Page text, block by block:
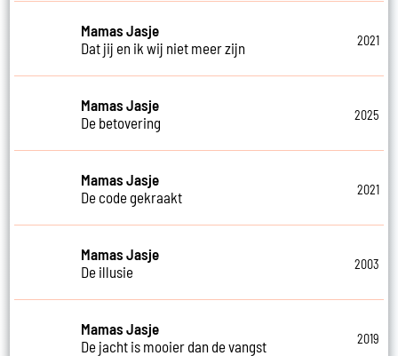
Mamas Jasje
Dat jij en ik wij niet meer zijn
2021
Mamas Jasje
De betovering
2025
Mamas Jasje
De code gekraakt
2021
Mamas Jasje
De illusie
2003
Mamas Jasje
De jacht is mooier dan de vangst
2019